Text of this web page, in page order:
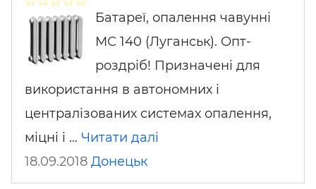
Батареї, опалення чавунні
МС 140 (Луганськ). Опт-
роздріб! Призначені для
використання в автономних і
централізованих системах опалення,
міцні і … Читати далі
18.09.2018 Донецьк